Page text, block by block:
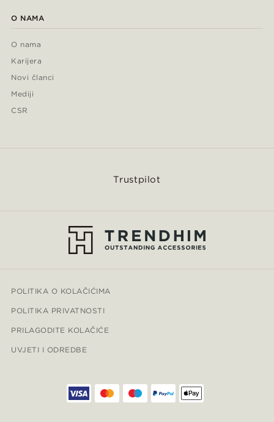
O NAMA
O nama
Karijera
Novi članci
Mediji
CSR
Trustpilot
POLITIKA O KOLAČIĆIMA
POLITIKA PRIVATNOSTI
PRILAGODITE KOLAČIĆE
UVJETI I ODREDBE